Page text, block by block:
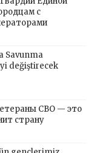
с
Savunma
değiştirecek
СВО — это
страну